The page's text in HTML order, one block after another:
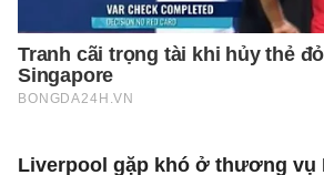
Liverpool gặp khó ở thương vụ